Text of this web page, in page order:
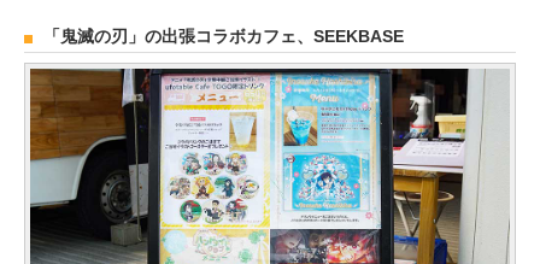
「鬼滅の刃」の出張コラボカフェ、SEEKBASE